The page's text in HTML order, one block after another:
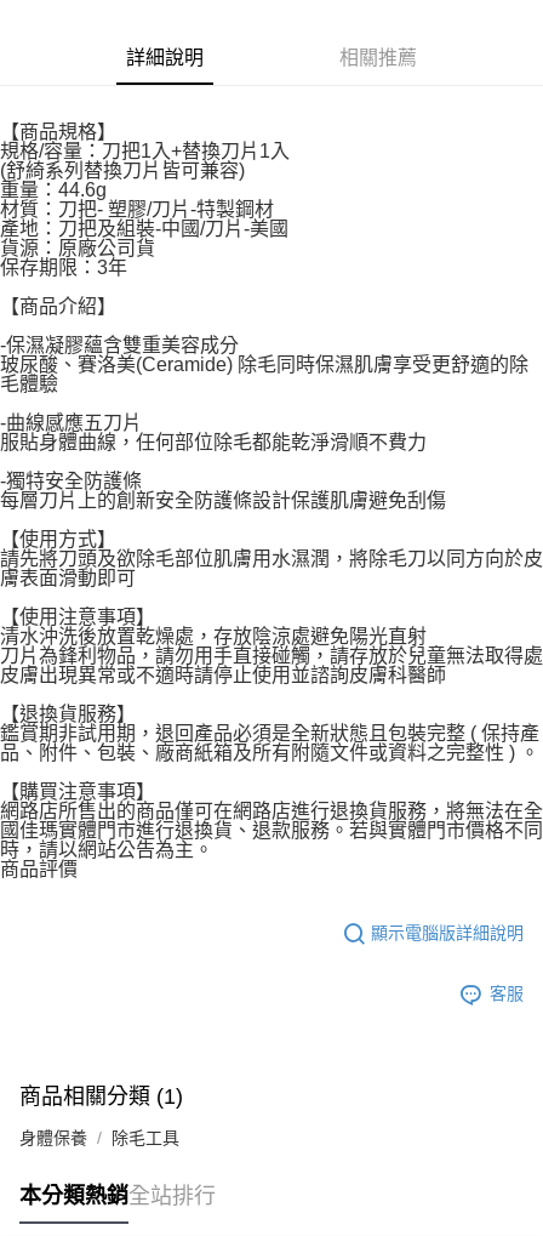
每筆NT$60，滿NT$599(含以上)免運費
每筆NT$60，滿NT$599(含以上)免運費
宅配
每筆NT$120，滿NT$1,999(含以上)免運費
詳細說明 相關推薦
【商品規格】
規格/容量：刀把1入+替換刀片1入
(舒綺系列替換刀片皆可兼容)
重量：44.6g
材質：刀把- 塑膠/刀片-特製鋼材
產地：刀把及組裝-中國/刀片-美國
貨源：原廠公司貨
保存期限：3年
【商品介紹】
-保濕凝膠蘊含雙重美容成分
玻尿酸、賽洛美(Ceramide) 除毛同時保濕肌膚享受更舒適的除
毛體驗
-曲線感應五刀片
服貼身體曲線，任何部位除毛都能乾淨滑順不費力
-獨特安全防護條
每層刀片上的創新安全防護條設計保護肌膚避免刮傷
【使用方式】
請先將刀頭及欲除毛部位肌膚用水濕潤，將除毛刀以同方向於皮
膚表面滑動即可
【使用注意事項】
清水沖洗後放置乾燥處，存放陰涼處避免陽光直射
刀片為鋒利物品，請勿用手直接碰觸，請存放於兒童無法取得處
皮膚出現異常或不適時請停止使用並諮詢皮膚科醫師
【退換貨服務】
鑑賞期非試用期，退回產品必須是全新狀態且包裝完整 ( 保持產
品、附件、包裝、廠商紙箱及所有附隨文件或資料之完整性 ) 。
【購買注意事項】
網路店所售出的商品僅可在網路店進行退換貨服務，將無法在全
國佳瑪實體門市進行退換貨、退款服務。若與實體門市價格不同
時，請以網站公告為主。
商品評價
顯示電腦版詳細說明
客服
商品相關分類 (1)
身體保養 除毛工具
本分類熱銷全站排行